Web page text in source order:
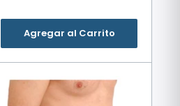
Agregar al Carrito